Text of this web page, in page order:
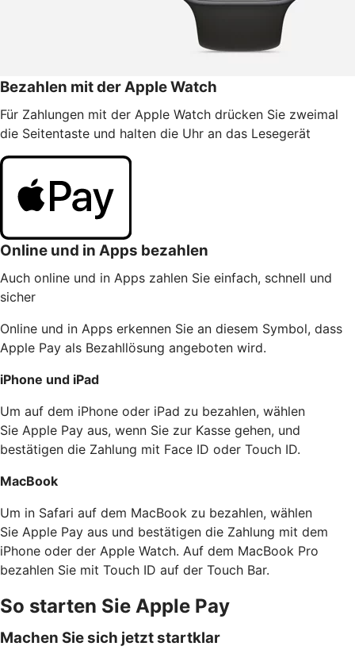
Bezahlen mit der Apple Watch
Für Zahlungen mit der Apple Watch drücken Sie zweimal
die Seitentaste und halten die Uhr an das Lesegerät
Online und in Apps bezahlen
Auch online und in Apps zahlen Sie einfach, schnell und
sicher
Online und in Apps erkennen Sie an diesem Symbol, dass
Apple Pay als Bezahllösung angeboten wird.
iPhone und iPad
Um auf dem iPhone oder iPad zu bezahlen, wählen
Sie Apple Pay aus, wenn Sie zur Kasse gehen, und
bestätigen die Zahlung mit Face ID oder Touch ID.
MacBook
Um in Safari auf dem MacBook zu bezahlen, wählen
Sie Apple Pay aus und bestätigen die Zahlung mit dem
iPhone oder der Apple Watch. Auf dem MacBook Pro
bezahlen Sie mit Touch ID auf der Touch Bar.
So starten Sie Apple Pay
Machen Sie sich jetzt startklar